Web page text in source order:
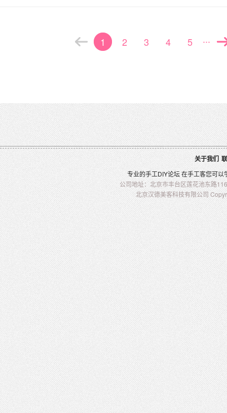
1 2 3 4 5 ...
关于我们
专业的手工DIY论坛 在手工客您可以
公司地址：北京市丰台区莲花池东路
北京汉德美客科技有限公司